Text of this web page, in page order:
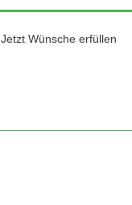
Jetzt Wünsche erfüllen